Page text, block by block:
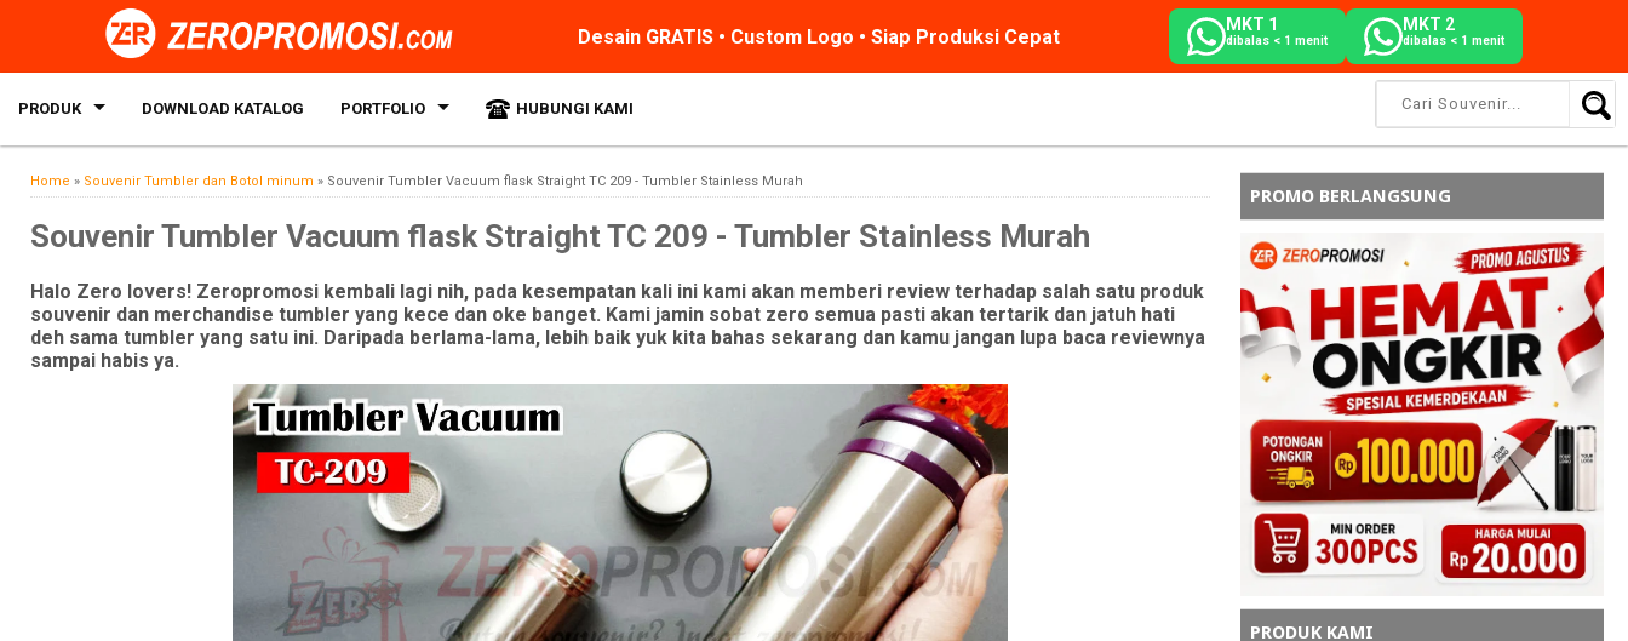
Desain GRATIS • Custom Logo • Siap Produksi Cepat
MKT 1
dibalas < 1 menit
MKT 2
dibalas < 1 menit
PRODUK DOWNLOAD KATALOG PORTFOLIO HUBUNGI KAMI
Home » Souvenir Tumbler dan Botol minum » Souvenir Tumbler Vacuum flask Straight TC 209 - Tumbler Stainless Murah
Souvenir Tumbler Vacuum flask Straight TC 209 - Tumbler Stainless Murah
Halo Zero lovers! Zeropromosi kembali lagi nih, pada kesempatan kali ini kami akan memberi review terhadap salah satu produk
souvenir dan merchandise tumbler yang kece dan oke banget. Kami jamin sobat zero semua pasti akan tertarik dan jatuh hati
deh sama tumbler yang satu ini. Daripada berlama-lama, lebih baik yuk kita bahas sekarang dan kamu jangan lupa baca reviewnya
sampai habis ya.
PROMO BERLANGSUNG
PRODUK KAMI